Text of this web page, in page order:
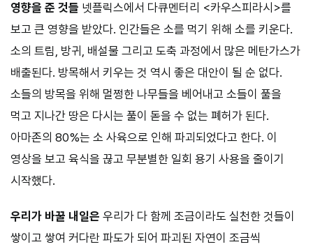
영향을 준 것들 넷플릭스에서 다큐멘터리 <카우스피라시>를
보고 큰 영향을 받았다. 인간들은 소를 먹기 위해 소를 키운다.
소의 트림, 방귀, 배설물 그리고 도축 과정에서 많은 메탄가스가
배출된다. 방목해서 키우는 것 역시 좋은 대안이 될 순 없다.
소들의 방목을 위해 멀쩡한 나무들을 베어내고 소들이 풀을
먹고 지나간 땅은 다시는 풀이 돋을 수 없는 폐허가 된다.
아마존의 80%는 소 사육으로 인해 파괴되었다고 한다. 이
영상을 보고 육식을 끊고 무분별한 일회 용기 사용을 줄이기
시작했다.
우리가 바꿀 내일은 우리가 다 함께 조금이라도 실천한 것들이
쌓이고 쌓여 커다란 파도가 되어 파괴된 자연이 조금씩